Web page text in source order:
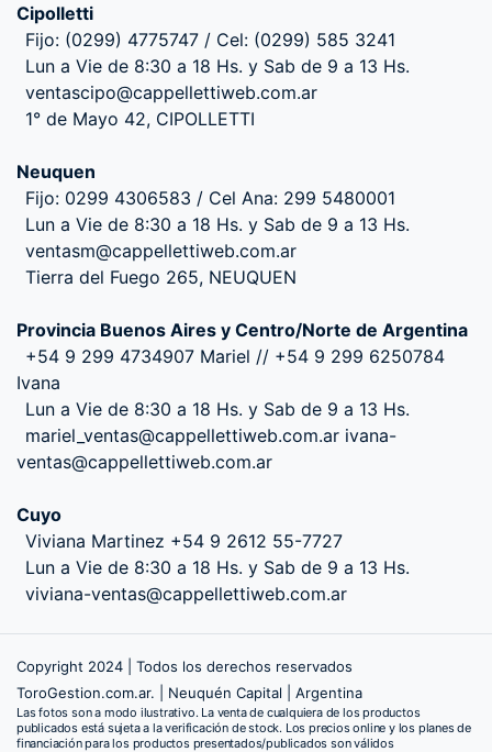
Cipolletti
Fijo: (0299) 4775747 / Cel: (0299) 585 3241
Lun a Vie de 8:30 a 18 Hs. y Sab de 9 a 13 Hs.
ventascipo@cappellettiweb.com.ar
1° de Mayo 42, CIPOLLETTI
Neuquen
Fijo: 0299 4306583 / Cel Ana: 299 5480001
Lun a Vie de 8:30 a 18 Hs. y Sab de 9 a 13 Hs.
ventasm@cappellettiweb.com.ar
Tierra del Fuego 265, NEUQUEN
Provincia Buenos Aires y Centro/Norte de Argentina
+54 9 299 4734907 Mariel // +54 9 299 6250784
Ivana
Lun a Vie de 8:30 a 18 Hs. y Sab de 9 a 13 Hs.
mariel_ventas@cappellettiweb.com.ar ivana-
ventas@cappellettiweb.com.ar
Cuyo
Viviana Martinez +54 9 2612 55-7727
Lun a Vie de 8:30 a 18 Hs. y Sab de 9 a 13 Hs.
viviana-ventas@cappellettiweb.com.ar
Copyright 2024 | Todos los derechos reservados
ToroGestion.com.ar. | Neuquén Capital | Argentina
Las fotos son a modo ilustrativo. La venta de cualquiera de los productos
publicados está sujeta a la verificación de stock. Los precios online y los planes de
financiación para los productos presentados/publicados son válidos